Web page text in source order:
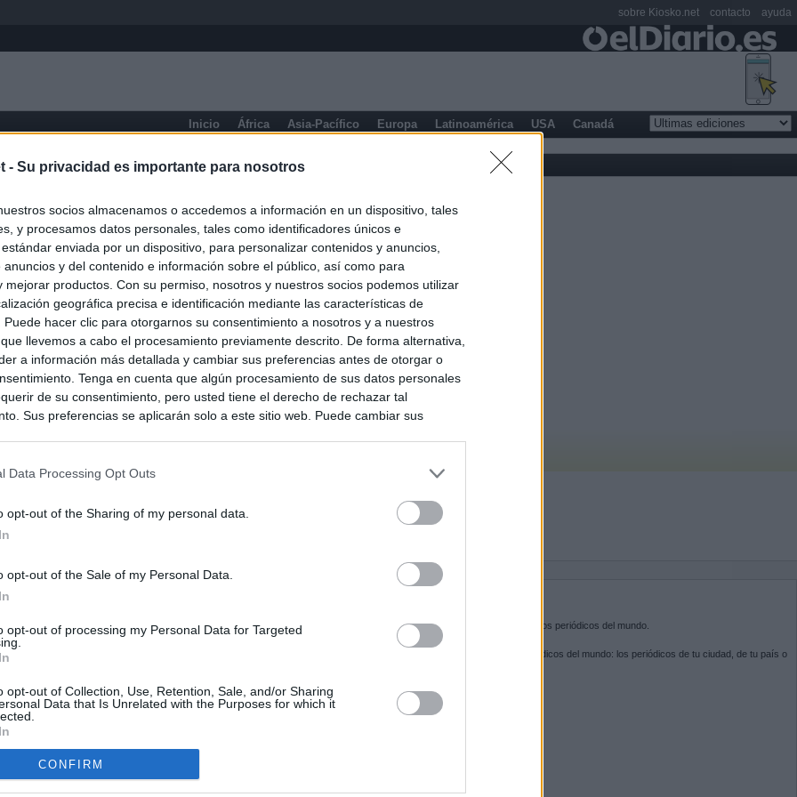
- Su privacidad es importante para nosotros
socios almacenamos o accedemos a información en un dispositivo, tales
y procesamos datos personales, tales como identificadores únicos e
enviada por un dispositivo, para personalizar contenidos y anuncios,
anuncios y del contenido e información sobre el público, así como para
mejorar productos. Con su permiso, nosotros y nuestros socios podemos utilizar
geográfica precisa e identificación mediante las características de
Puede hacer clic para otorgarnos su consentimiento a nosotros y a nuestros
llevemos a cabo el procesamiento previamente descrito. De forma alternativa,
a información más detallada y cambiar sus preferencias antes de otorgar o
Tenga en cuenta que algún procesamiento de sus datos personales
de su consentimiento, pero usted tiene el derecho de rechazar tal
Sus preferencias se aplicarán solo a este sitio web. Puede cambiar sus
Data Processing Opt Outs
opt-out of the Sharing of my personal data.
opt-out of the Sale of my Personal Data.
opt-out of processing my Personal Data for Targeted
opt-out of Collection, Use, Retention, Sale, and/or Sharing
Data that Is Unrelated with the Purposes for which it
CONFIRM
Inicio África Asia-Pacífico Europa Latinoamérica USA Canadá
la alerta en Ceuta y estrecha la coordinación con Marruecos
a cruzar la frontera
dentro de los grupos de WhatsApp, Facebook e Instagram
nuevo cruce a Ceuta desde Marruecos para el 15 de agosto
gobiernan en coalición
Kiosko.netes la puerta de entrada a los periódicos del mundo.
Navega por las portadas de los periódicos del mundo: los periódicos de tu ciudad, de tu país o
SÍGUENOS
sobre Kiosko.net contacto ayuda